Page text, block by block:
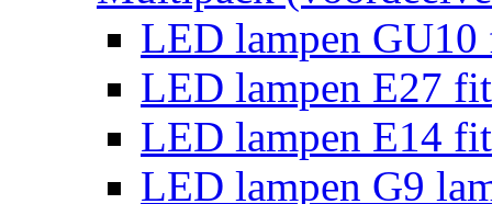
LED lampen
LED lampen E27
LED lampen E14
LED lampen G9